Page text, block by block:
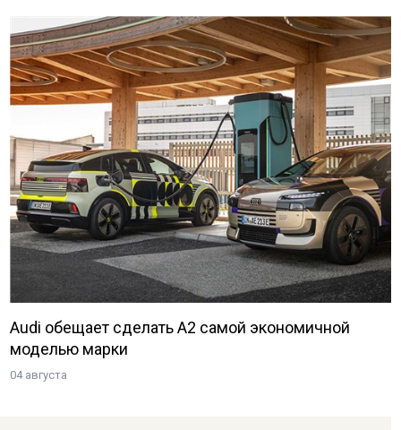
Audi обещает сделать A2 самой экономичной
моделью марки
04 августа